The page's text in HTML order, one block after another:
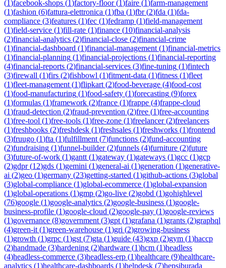
(1)facebook-shops (1)factory-floor(1)faire (1)farm-management
(1)fashion (6)fattura-elettronica (1)fba (1)fbr(2)fda (1)fda-
compliance (3)features (1)fec (1)fedramp (1)field-management
(1)field-service (1)fill-rate (1)finance (10)financial-analysis
(2)financial-analytics (2)financial-close (2)financial-crime
(1)financial-dashboard (1)financial-management (1)financial-metrics
(1)financial-planning (1)financial-projections (1)financial-reporting
(4)financial-reports (2)financial-services (3)fine-tuning (1)fintech
(3)firewall (1)firs (2)fishbowl (1)fitment-data (1)fitness (1)fleet
(1)fleet-management (1)flipkart (2)food-beverage (4)food-cost
(1)food-manufacturing (1)food-safety (1)forecasting (9)forex
(1)formulas (1)framework (2)france (1)frappe (4)frappe-cloud
(1)fraud-detection (2)fraud-prevention (2)free (1)free-accounting
(1)free-tool (1)free-tools (1)free-zone (1)freelancer(2)freelancers
(1)freshbooks (2)freshdesk (1)freshsales (1)freshworks (1)frontend
(3)fruugo (1)fta (1)fulfillment (7)functions (2)fund-accounting
(2)fundraising (1)funnel-builder(2)funnels (4)furniture (2)future
(3)future-of-work (1)gantt (1)gateway (1)gateways (1)gcc (1)gcp
(2)gdpr(12)gds (1)gemini (1)general-ai (1)generation (1)generative-
ai (2)geo (1)germany (23)getting-started (1)github-actions (3)global
(3)global-compliance (1)global-ecommerce (1)global-expansion
(1)global-operations (1)gmp (2)go-live (2)gobd (1)gohighlevel
(76)google (1)google-analytics (2)google-business (1)google-
business-profile (1)google-cloud (2)google-pay (1)google-reviews
(1)governance (8)government (3)gpt (1)grafana (1)grants (2)graphql
(4)green-it (1)green-warehouse (1)gri (2)growing-business
(1)growth (1)grpc (1)gst (7)gta (1)guide (43)gxp (2)gym (1)haccp
(2)handmade (3)hardening (2)hardware (1)hcm (1)headless
(4)headless-commerce (3)headless-erp (1)healthcare (9)healthcare-
analytics (1)healthcare-dashboards (1)helpdesk (7)hepsiburada